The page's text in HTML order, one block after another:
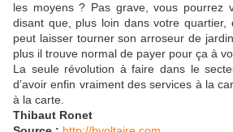
les moyens ? Pas grave, vous pourrez
disant que, plus loin dans votre quartier,
peut laisser tourner son arroseur de
plus il trouve normal de payer pour ça à
La seule révolution à faire dans le
d’avoir enfin vraiment des services à la
à la carte.
Thibaut Ronet